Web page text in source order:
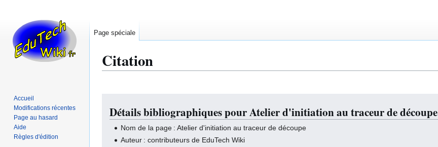
Citation
navigation
recherche
Détails bibliographiques pour Atelier d'initiation au traceur de découpe
Nom de la page : Atelier d'initiation au traceur de découpe
Auteur : contributeurs de EduTech Wiki
Page spéciale
Accueil
Modifications récentes
Page au hasard
Aide
Règles d'édition